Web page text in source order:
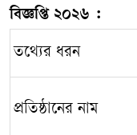
বিজ্ঞপ্তি ২০২৬ :
তথ্যের ধরন
প্রতিষ্ঠানের নাম